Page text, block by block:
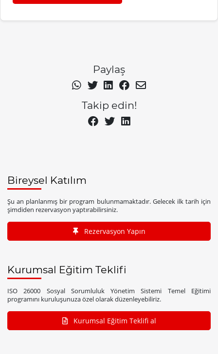
Paylaş
Takip edin!
Bireysel Katılım
Şu an planlanmış bir program bulunmamaktadır. Gelecek ilk tarih için
şimdiden rezervasyon yaptırabilirsiniz.
Rezervasyon Yapın
Kurumsal Eğitim Teklifi
ISO 26000 Sosyal Sorumluluk Yönetim Sistemi Temel Eğitimi
programını kuruluşunuza özel olarak düzenleyebiliriz.
Kurumsal Eğitim Teklifi al